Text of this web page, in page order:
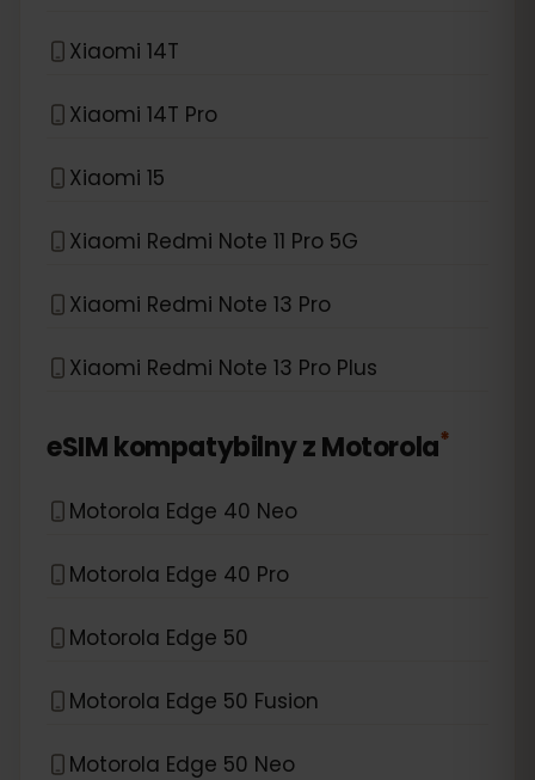
Xiaomi 14T
Xiaomi 14T Pro
Xiaomi 15
Xiaomi Redmi Note 11 Pro 5G
Xiaomi Redmi Note 13 Pro
Xiaomi Redmi Note 13 Pro Plus
eSIM kompatybilny zMotorola*
Motorola Edge 40 Neo
Motorola Edge 40 Pro
Motorola Edge 50
Motorola Edge 50 Fusion
Motorola Edge 50 Neo